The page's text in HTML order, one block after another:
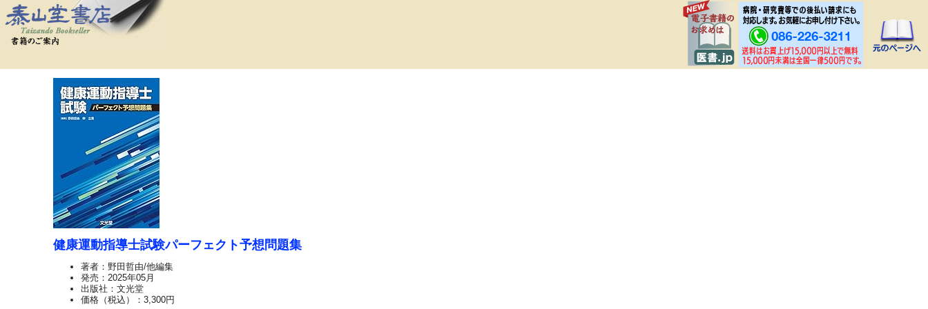
健康運動指導士試験パーフェクト予想問題集
著者：野田哲由/他編集
発売：2025年05月
出版社：文光堂
価格（税込）：3,300円